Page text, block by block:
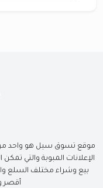
موقع تسوق سيل هو واحد من
الإعلانات المبوبة والتي
بيع وشراء مختلف السلع
أقصر